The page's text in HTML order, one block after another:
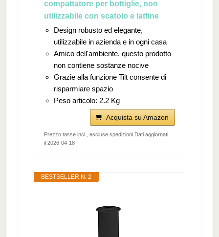
compattatore per bottiglie, non
utilizzabile con scatolo e lattine
Design robusto ed elegante,
utilizzabile in azienda e in ogni casa
Amico dell'ambiente, questo prodotto
non contiene sostanze nocive
Grazie alla funzione Tilt consente di
risparmiare spazio
Peso articolo: 2.2 Kg
Acquista su Amazon
Prezzo tasse incl., escluse spedizioni Dati aggiornati
il 2026-04-18
BESTSELLER N. 2